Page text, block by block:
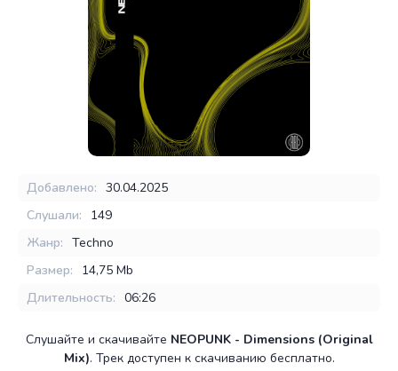
Добавлено: 30.04.2025
Слушали:
149
Жанр: Techno
Размер:
14,75 Mb
Длительность: 06:26
Слушайте и скачивайте NEOPUNK - Dimensions (Original
Mix). Трек доступен к скачиванию бесплатно.